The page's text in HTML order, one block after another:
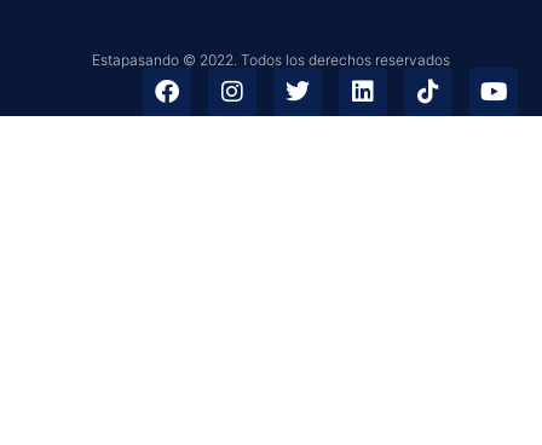
Estapasando © 2022. Todos los derechos reservados